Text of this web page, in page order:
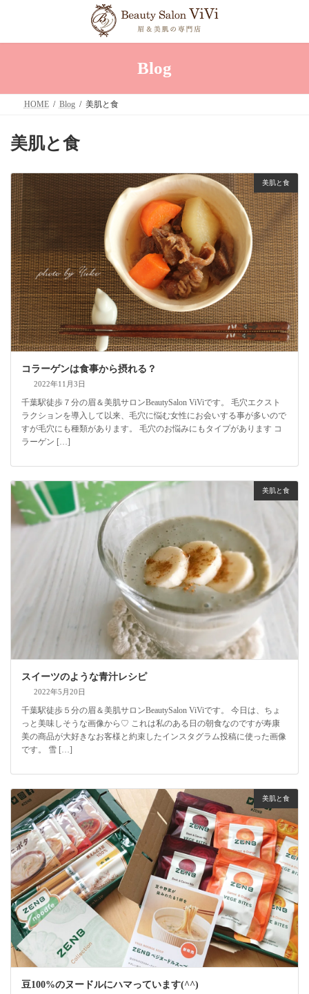
Blog
HOME Blog 美肌と食
美肌と食
美肌と食
コラーゲンは食事から摂れる？
2022年11月3日
千葉駅徒歩７分の眉＆美肌サロンBeautySalon ViViです。 毛穴エクスト
ラクションを導入して以来、毛穴に悩む女性にお会いする事が多いので
すが毛穴にも種類があります。 毛穴のお悩みにもタイプがあります コ
ラーゲン […]
美肌と食
スイーツのような青汁レシピ
2022年5月20日
千葉駅徒歩５分の眉＆美肌サロンBeautySalon ViViです。 今日は、ちょ
っと美味しそうな画像から♡ これは私のある日の朝食なのですが寿康
美の商品が大好きなお客様と約束したインスタグラム投稿に使った画像
です。 雪 […]
美肌と食
豆100%のヌードルにハマっています(^^)